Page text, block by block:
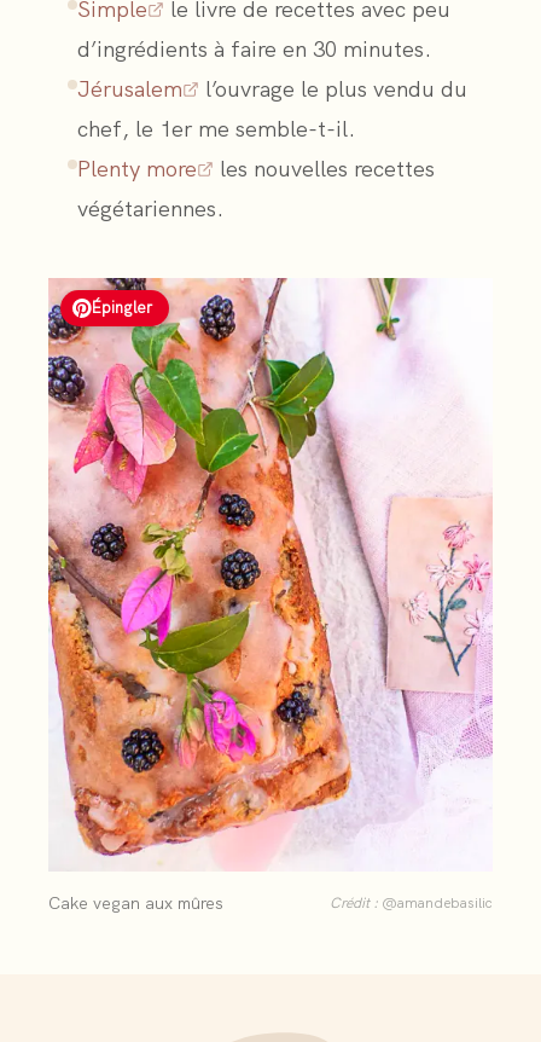
Simple
le livre de recettes avec peu
d’ingrédients à faire en 30 minutes.
Jérusalem
l’ouvrage le plus vendu du
chef, le 1er me semble-t-il.
Plenty more
les nouvelles recettes
végétariennes.
Épingler
Cake vegan aux mûres Crédit : @amandebasilic